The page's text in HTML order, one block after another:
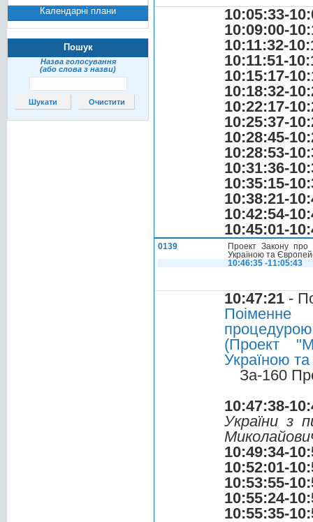
Календарні плани
Пошук
Назва голосування
(або слова з назви)
10:05:33-
10:09:00-
10:11:32-
10:11:51-
10:15:17-
10:18:32-
10:22:17-
10:25:37-
10:28:45-
10:28:53-
10:31:36-
10:35:15-
10:38:21-
10:42:54-
10:45:01-
0139
Проект Закону про
Україною та
10:46:35 -11:05:43
10:47:21 -
Поіменне
процедурою
(Проект
Україною
За-160
10:47:38-
України з
10:49:34-
10:52:01-
10:53:55-
10:55:24-
10:55:35-